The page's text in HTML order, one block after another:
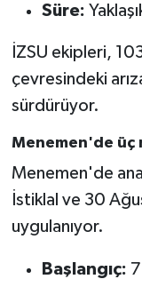
Süre:
İZSU ekipleri,
çevresindeki
sürdürüyor.
Menemen'de üç
Menemen'de
İstiklal ve 30
uygulanıyor.
Başlangıç: